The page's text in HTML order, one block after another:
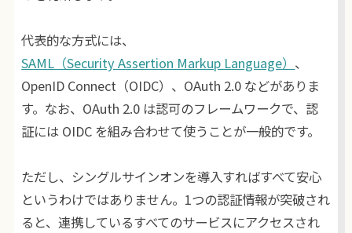
代表的な方式には、
SAML（Security Assertion Markup Language） 、
OpenID Connect（OIDC）、OAuth 2.0 などがありま
す。なお、OAuth 2.0 は認可のフレームワークで、認
証には OIDC を組み合わせて使うことが一般的です。
ただし、シングルサインオンを導入すればすべて安心
というわけではありません。1つの認証情報が突破され
ると、連携しているすべてのサービスにアクセスされ